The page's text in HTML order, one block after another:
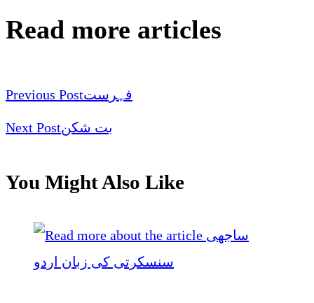
Read more articles
Previous Postفہرست
Next Postبت شکن
You Might Also Like